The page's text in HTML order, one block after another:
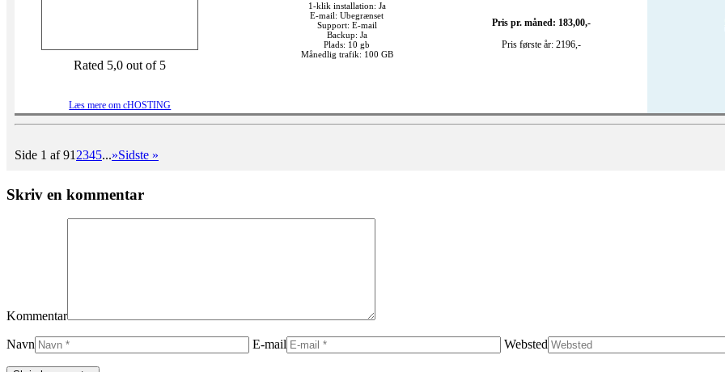
Rated 5,0 out of 5
Læs mere om cHOSTING
1-klik installation: Ja
E-mail: Ubegrænset
Support: E-mail
Backup: Ja
Plads: 10 gb
Månedlig trafik: 100 GB
Pris pr. måned: 183,00,-
Pris første år: 2196,-
Side 1 af 91 2345...»Sidste »
Skriv en kommentar
Kommentar
Navn E-mail Websted